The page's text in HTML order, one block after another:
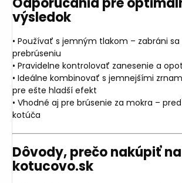
výsledok
• Používať s jemným tlakom – zabráni
prebrúseniu
• Pravidelne kontrolovať zanesenie a
• Ideálne kombinovať s jemnejšími zrnami
pre ešte hladší efekt
• Vhodné aj pre brúsenie za mokra –
kotúča
Dôvody, prečo nakúpiť na
kotucovo.sk